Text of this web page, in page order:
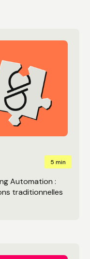
5 min
Automation :
traditionnelles